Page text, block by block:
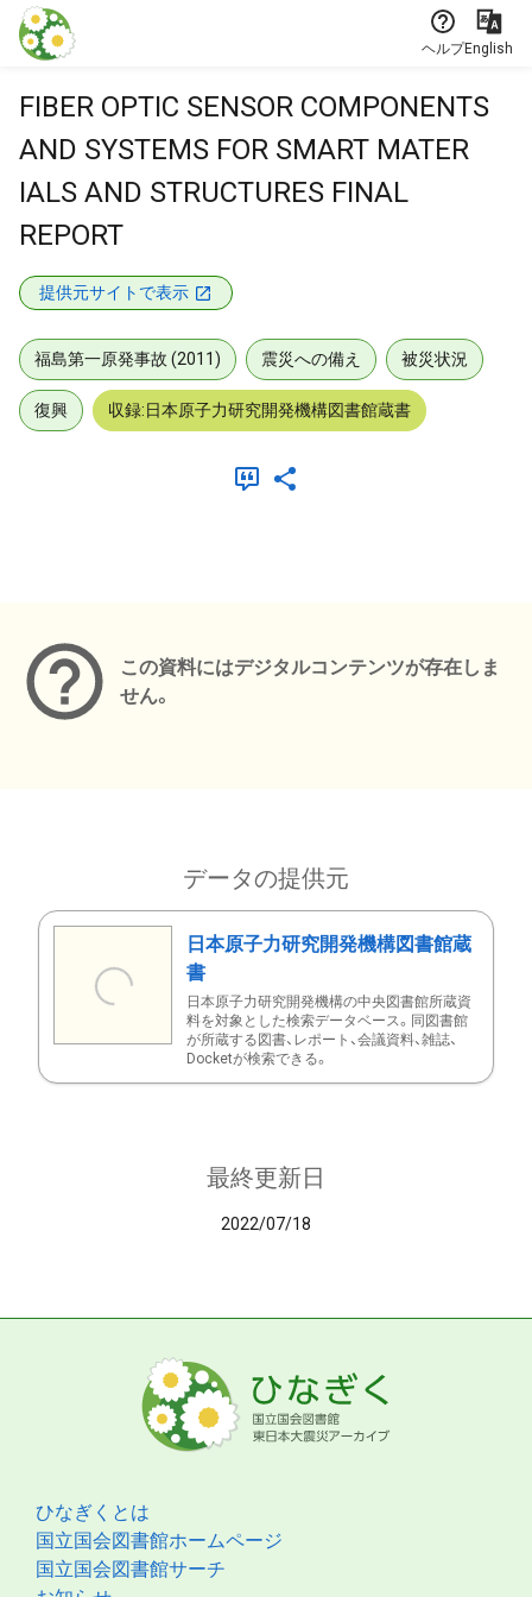
本文に飛ぶ
ヘルプEnglish
FIBER OPTIC SENSOR COMPONENTS
AND SYSTEMS FOR SMART MATER
IALS AND STRUCTURES FINAL
REPORT
提供元サイトで表示
福島第一原発事故 (2011) 震災への備え 被災状況
復興 収録:日本原子力研究開発機構図書館蔵書
この資料にはデジタルコンテンツが存在しま
せん。
データの提供元
日本原子力研究開発機構図書館蔵
書
日本原子力研究開発機構の中央図書館所蔵資
料を対象とした検索データベース。同図書館
が所蔵する図書、レポート、会議資料、雑誌、
Docketが検索できる。
最終更新日
2022/07/18
ひなぎくとは
国立国会図書館ホームページ
国立国会図書館サーチ